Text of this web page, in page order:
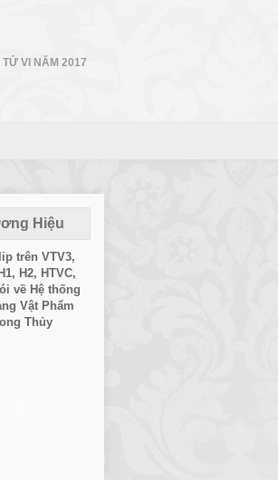
TỬ VI NĂM 2017
Hiệu
trên VTV3,
H1, H2, HTVC,
về Hệ thống
Vật Phẩm
Thủy